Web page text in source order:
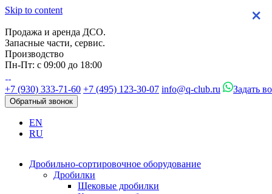
Skip to content
Продажа и аренда ДСО.
Запасные части, сервис.
Производство
Пн-Пт: с 09:00 до 18:00
+7 (930) 333-71-60 +7 (495) 123-30-07 info@q-club.ru Задать
Обратный звонок
EN
RU
Дробильно-сортировочное оборудование
Дробилки
Щековые дробилки
×
×
×
×